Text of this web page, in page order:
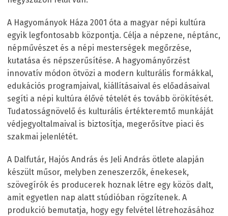
A Hagyományok Háza 2001 óta a magyar népi kultúra
egyik legfontosabb központja. Célja a népzene, néptánc,
népművészet és a népi mesterségek megőrzése,
kutatása és népszerűsítése. A hagyományőrzést
innovatív módon ötvözi a modern kulturális formákkal,
edukációs programjaival, kiállításaival és előadásaival
segíti a népi kultúra élővé tételét és tovább örökítését.
Tudatosságnövelő és kulturális értékteremtő munkáját
védjegyoltalmaival is biztosítja, megerősítve piaci és
szakmai jelenlétét.
A Dalfutár, Hajós András és Jeli András ötlete alapján
készült műsor, melyben zeneszerzők, énekesek,
szövegírók és producerek hoznak létre egy közös dalt,
amit egyetlen nap alatt stúdióban rögzítenek. A
produkció bemutatja, hogy egy felvétel létrehozásához